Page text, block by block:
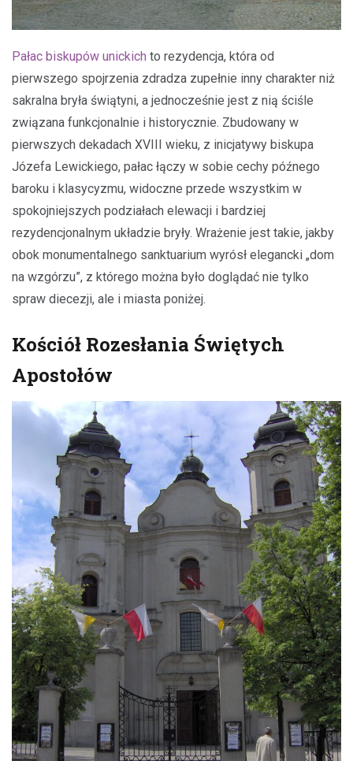
Pałac biskupów unickich to rezydencja, która od
pierwszego spojrzenia zdradza zupełnie inny charakter niż
sakralna bryła świątyni, a jednocześnie jest z nią ściśle
związana funkcjonalnie i historycznie. Zbudowany w
pierwszych dekadach XVIII wieku, z inicjatywy biskupa
Józefa Lewickiego, pałac łączy w sobie cechy późnego
baroku i klasycyzmu, widoczne przede wszystkim w
spokojniejszych podziałach elewacji i bardziej
rezydencjonalnym układzie bryły. Wrażenie jest takie, jakby
obok monumentalnego sanktuarium wyrósł elegancki „dom
na wzgórzu”, z którego można było doglądać nie tylko
spraw diecezji, ale i miasta poniżej.
Kościół Rozesłania Świętych
Apostołów